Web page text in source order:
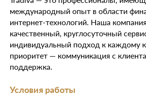
международный опыт в области
интернет-технологий. Наша
качественный, круглосуточный
индивидуальный подход к каждому
приоритет — коммуникация с
поддержка.
Условия работы